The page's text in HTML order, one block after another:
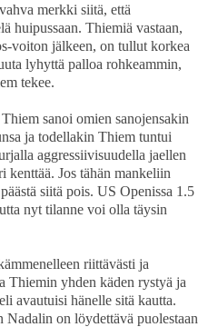
merkki siitä, että
huipussaan. Thiemiä vastaan,
voiton jälkeen, on tullut korkea
lyhyttä palloa rohkeammin,
tekee.
sanoi omien sanojensakin
ja todellakin Thiem tuntui
aggressiivisuudella jaellen
kenttää. Jos tähän mankeliin
siitä pois. US Openissa 1.5
nyt tilanne voi olla täysin
riittävästi ja
Thiemin yhden käden rystyä ja
avautuisi hänelle sitä kautta.
Nadalin on löydettävä puolestaan